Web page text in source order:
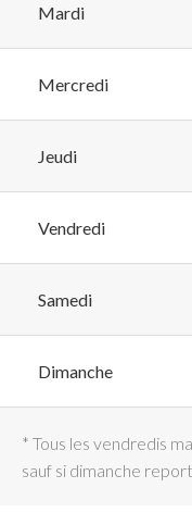
Mardi
Mercredi
Jeudi
Vendredi
Samedi
Dimanche
* Tous les vendredis
sauf si dimanche